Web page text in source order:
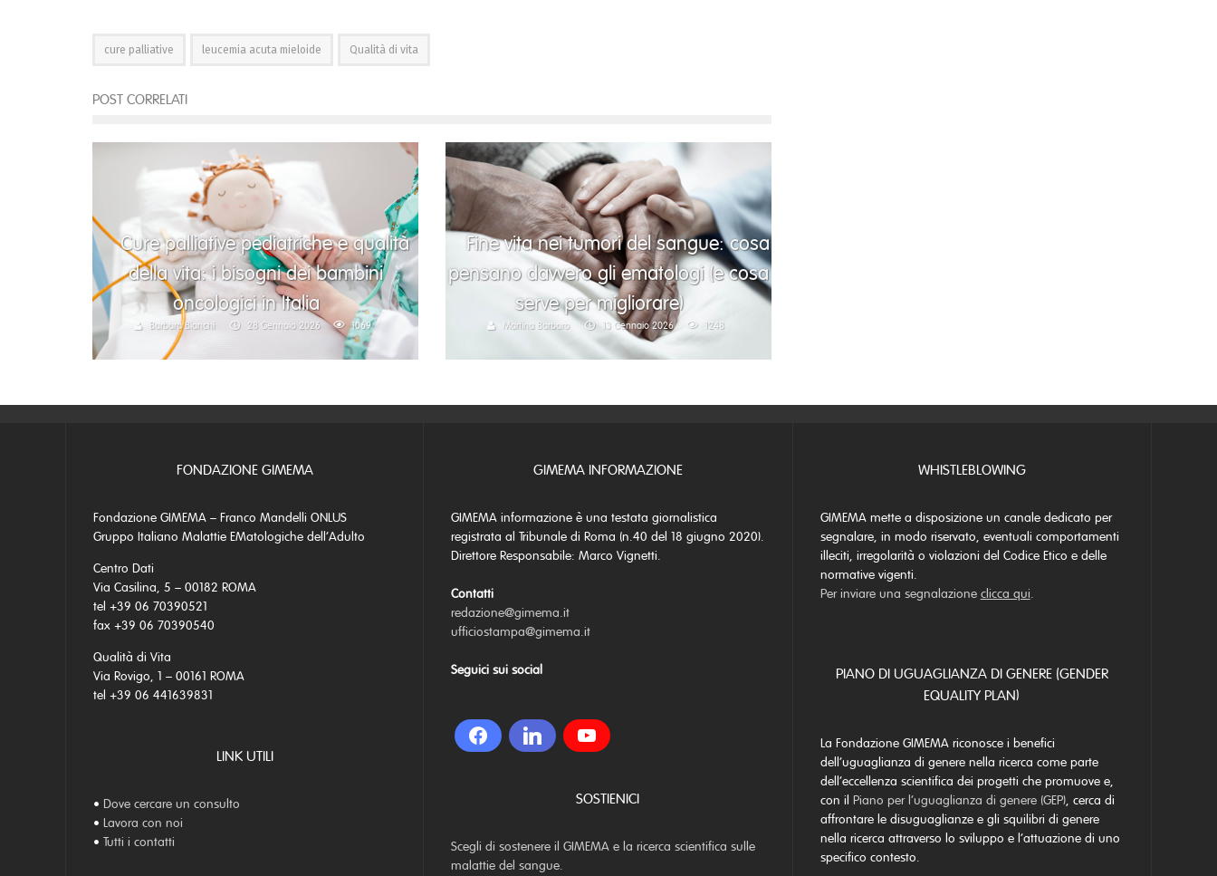
cure palliative leucemia acuta mieloide Qualità di vita
POST CORRELATI
Cure palliative pediatriche e qualità
della vita: i bisogni dei bambini
oncologici in Italia
Barbara Bianchi 28 Gennaio 2026 1069
Fine vita nei tumori del sangue: cosa
pensano davvero gli ematologi (e cosa
serve per migliorare)
Martina Barbaro 13 Gennaio 2026 1248
FONDAZIONE GIMEMA
Fondazione GIMEMA – Franco Mandelli ONLUS
Gruppo Italiano Malattie EMatologiche dell’Adulto
Centro Dati
Via Casilina, 5 – 00182 ROMA
tel +39 06 70390521
fax +39 06 70390540
Qualità di Vita
Via Rovigo, 1 – 00161 ROMA
tel +39 06 441639831
LINK UTILI
• Dove cercare un consulto
• Lavora con noi
• Tutti i contatti
GIMEMA INFORMAZIONE
GIMEMA informazione è una testata giornalistica
registrata al Tribunale di Roma (n.40 del 18 giugno 2020).
Direttore Responsabile: Marco Vignetti.
Contatti
redazione@gimema.it
ufficiostampa@gimema.it
Seguici sui social
SOSTIENICI
Scegli di sostenere il GIMEMA e la ricerca scientifica sulle
malattie del sangue.
WHISTLEBLOWING
GIMEMA mette a disposizione un canale dedicato per
segnalare, in modo riservato, eventuali comportamenti
illeciti, irregolarità o violazioni del Codice Etico e delle
normative vigenti.
Per inviare una segnalazione clicca qui.
PIANO DI UGUAGLIANZA DI GENERE (GENDER
EQUALITY PLAN)
La Fondazione GIMEMA riconosce i benefici
dell’uguaglianza di genere nella ricerca come parte
dell’eccellenza scientifica dei progetti che promuove e,
con il Piano per l’uguaglianza di genere (GEP), cerca di
affrontare le disuguaglianze e gli squilibri di genere
nella ricerca attraverso lo sviluppo e l’attuazione di uno
specifico contesto.